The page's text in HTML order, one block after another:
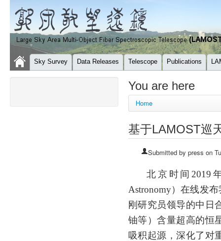
Sky Survey Data Releases Telescope Publications
You are here
Home
基于LAMOST巡
Submitted by press on
北京时间 2019
Astronomy）在线发
刚研究员领导的中日
铀等）含量超高的恒
吸积起源，深化了对